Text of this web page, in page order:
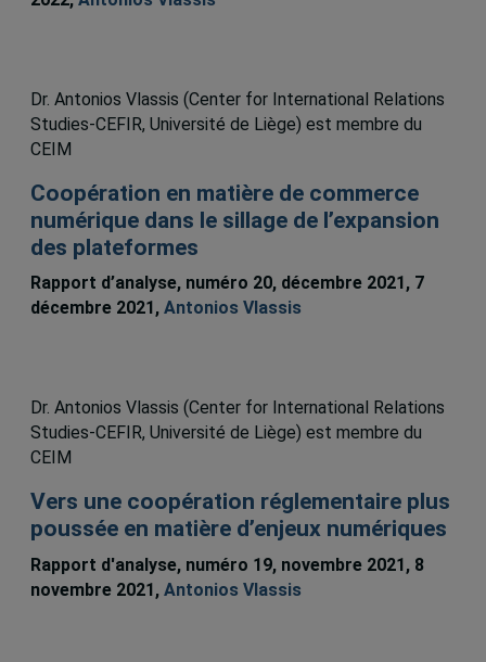
Dr. Antonios Vlassis (Center for International Relations
Studies-CEFIR, Université de Liège) est membre du
CEIM
Coopération en matière de commerce
numérique dans le sillage de l’expansion
des plateformes
Rapport d’analyse, numéro 20, décembre 2021, 7
décembre 2021, Antonios Vlassis
Dr. Antonios Vlassis (Center for International Relations
Studies-CEFIR, Université de Liège) est membre du
CEIM
Vers une coopération réglementaire plus
poussée en matière d’enjeux numériques
Rapport d'analyse, numéro 19, novembre 2021, 8
novembre 2021, Antonios Vlassis